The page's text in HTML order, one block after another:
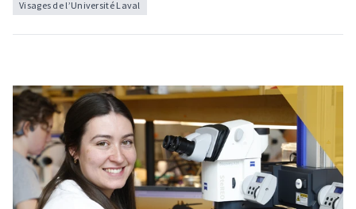
Visages de l’Université Laval